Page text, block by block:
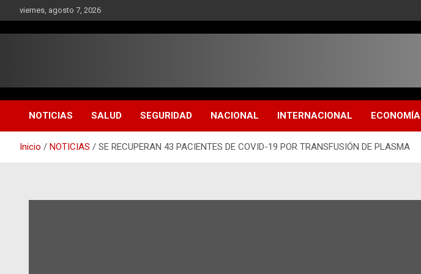
al
contenido
viernes, agosto 7, 2026
NOTICIAS SALUD SEGURIDAD NACIONAL INTERNACIONAL ECONOMÍA
Inicio NOTICIAS SE RECUPERAN 43 PACIENTES DE COVID-19 POR TRANSFUSIÓN DE PLASMA